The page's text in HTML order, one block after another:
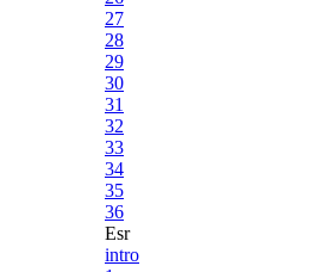
27
28
29
30
31
32
33
34
35
36
Esr
intro